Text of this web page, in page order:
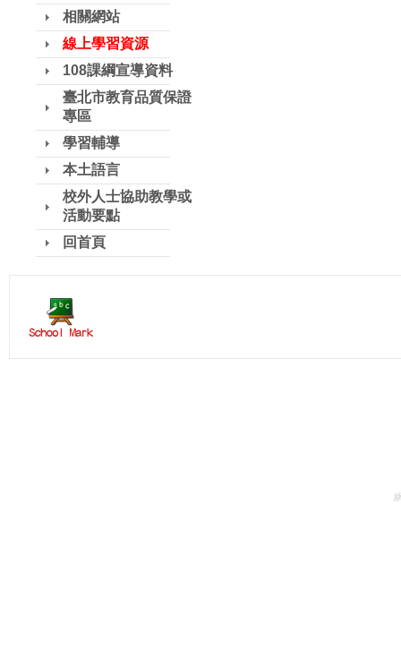
相關網站
線上學習資源
108課綱宣導資料
臺北市教育品質保證
專區
學習輔導
本土語言
校外人士協助教學或
活動要點
回首頁